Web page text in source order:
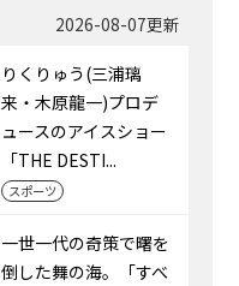
2026-08-07更新
りくりゅう(三浦璃
来・木原龍一)プロデ
ュースのアイスショー
「THE DESTI...
スポーツ
一世一代の奇策で曙を
倒した舞の海。「すべ